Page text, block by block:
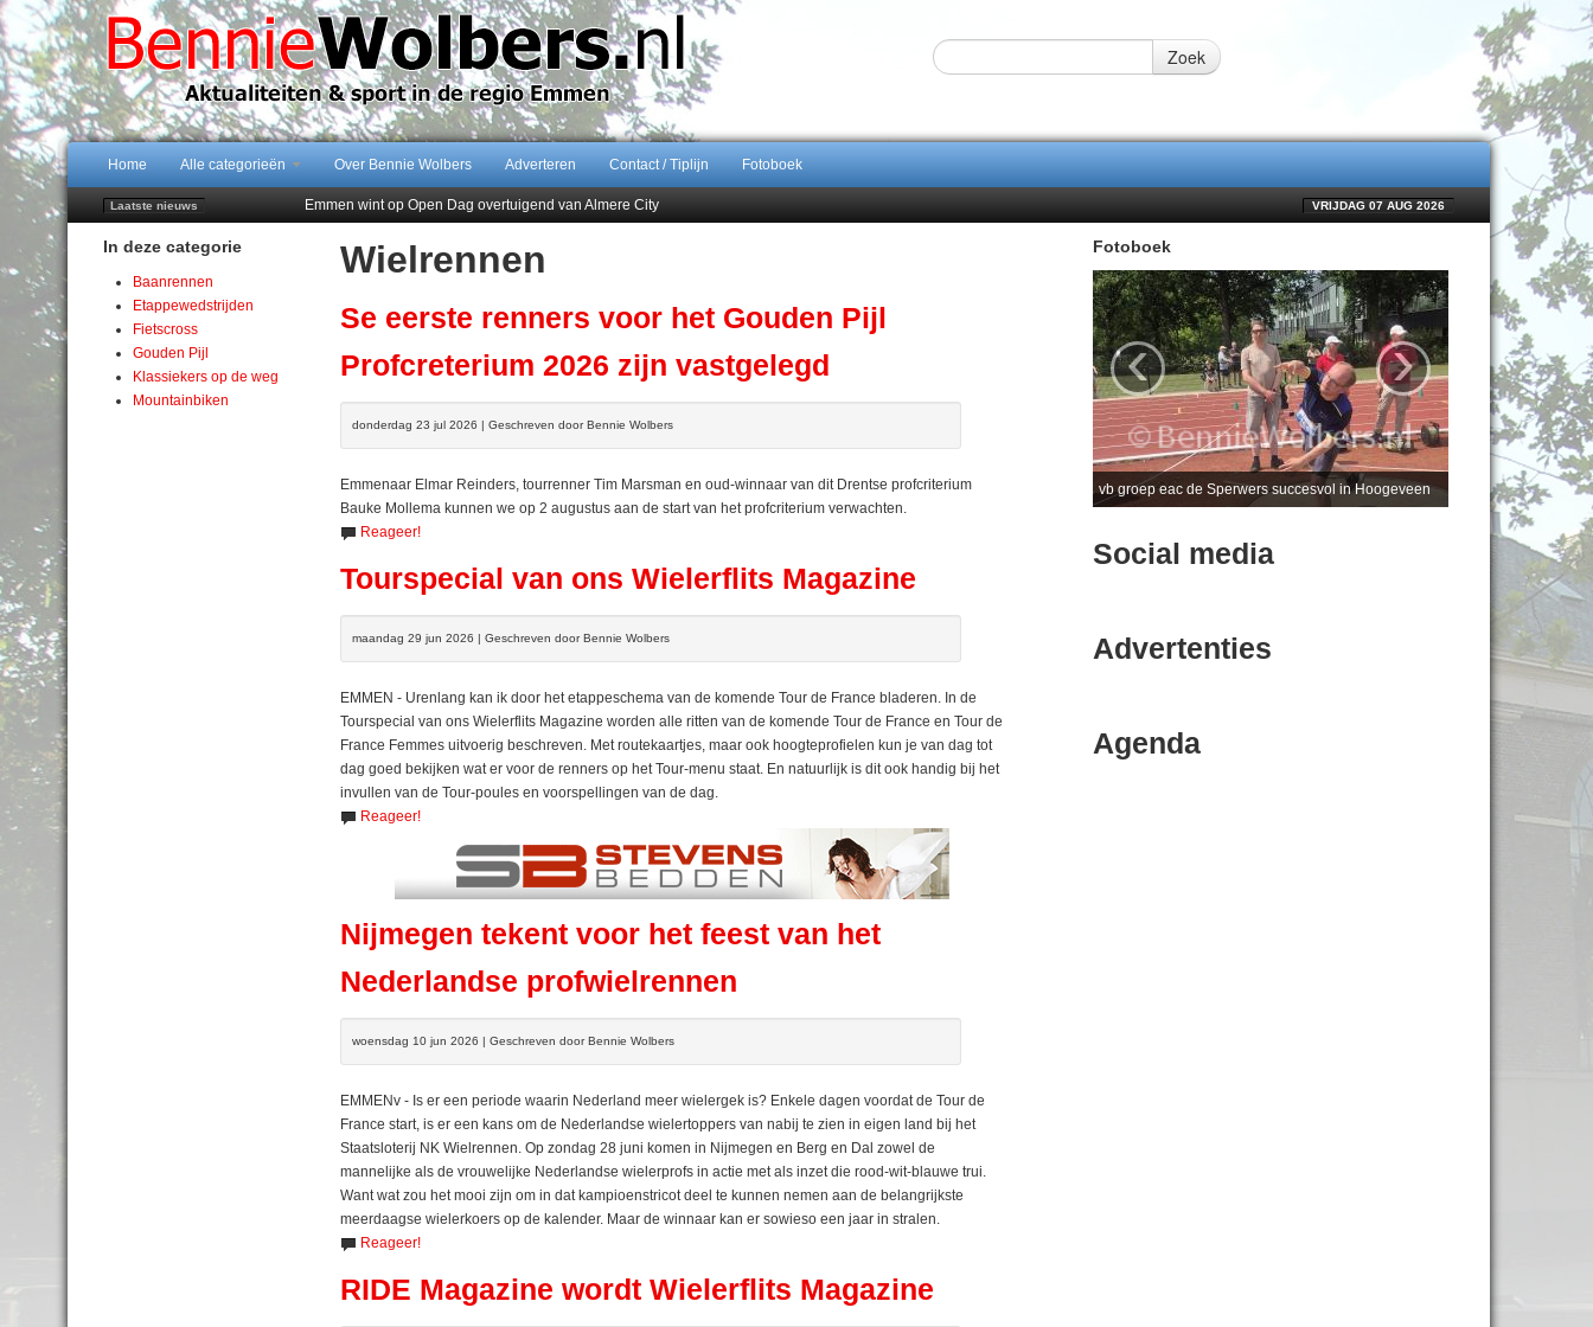
Zoek
Home Alle categorieën Over Bennie Wolbers Adverteren Contact / Tiplijn Fotoboek
Laatste nieuws
Emmen wint op Open Dag overtuigend van Almere City
Jubileumfeest 35 jaar De Amer
Hunzeloopwandeltocht keert op 19 september 2026 terug naar Zuidlaren
VRIJDAG 07 AUG 2026
In deze categorie
Baanrennen
Etappewedstrijden
Fietscross
Gouden Pijl
Klassiekers op de weg
Mountainbiken
Wielrennen
Se eerste renners voor het Gouden Pijl
Profcreterium 2026 zijn vastgelegd
donderdag 23 jul 2026 | Geschreven door Bennie Wolbers
Emmenaar Elmar Reinders, tourrenner Tim Marsman en oud-winnaar van dit Drentse profcriterium
Bauke Mollema kunnen we op 2 augustus aan de start van het profcriterium verwachten.
Reageer!
Tourspecial van ons Wielerflits Magazine
maandag 29 jun 2026 | Geschreven door Bennie Wolbers
EMMEN - Urenlang kan ik door het etappeschema van de komende Tour de France bladeren. In de
Tourspecial van ons Wielerflits Magazine worden alle ritten van de komende Tour de France en Tour de
France Femmes uitvoerig beschreven. Met routekaartjes, maar ook hoogteprofielen kun je van dag tot
dag goed bekijken wat er voor de renners op het Tour-menu staat. En natuurlijk is dit ook handig bij het
invullen van de Tour-poules en voorspellingen van de dag.
Reageer!
Nijmegen tekent voor het feest van het
Nederlandse profwielrennen
woensdag 10 jun 2026 | Geschreven door Bennie Wolbers
EMMENv - Is er een periode waarin Nederland meer wielergek is? Enkele dagen voordat de Tour de
France start, is er een kans om de Nederlandse wielertoppers van nabij te zien in eigen land bij het
Staatsloterij NK Wielrennen. Op zondag 28 juni komen in Nijmegen en Berg en Dal zowel de
mannelijke als de vrouwelijke Nederlandse wielerprofs in actie met als inzet die rood-wit-blauwe trui.
Want wat zou het mooi zijn om in dat kampioenstricot deel te kunnen nemen aan de belangrijkste
meerdaagse wielerkoers op de kalender. Maar de winnaar kan er sowieso een jaar in stralen.
Reageer!
RIDE Magazine wordt Wielerflits Magazine
Fotoboek
vb groep eac de Sperwers succesvol in Hoogeveen
‹ ›
Social media
Advertenties
Agenda